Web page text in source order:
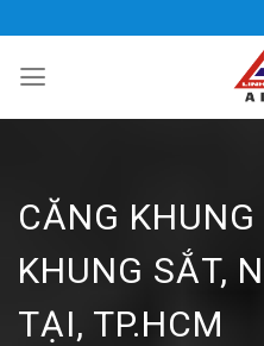
qua
nội
CĂNG
KHUNG SẮT,
TẠI, TP.HCM